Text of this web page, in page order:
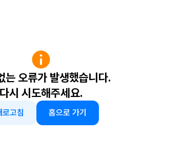
는 오류가 발생했습니다.
다시 시도해주세요.
로고침 홈으로 가기